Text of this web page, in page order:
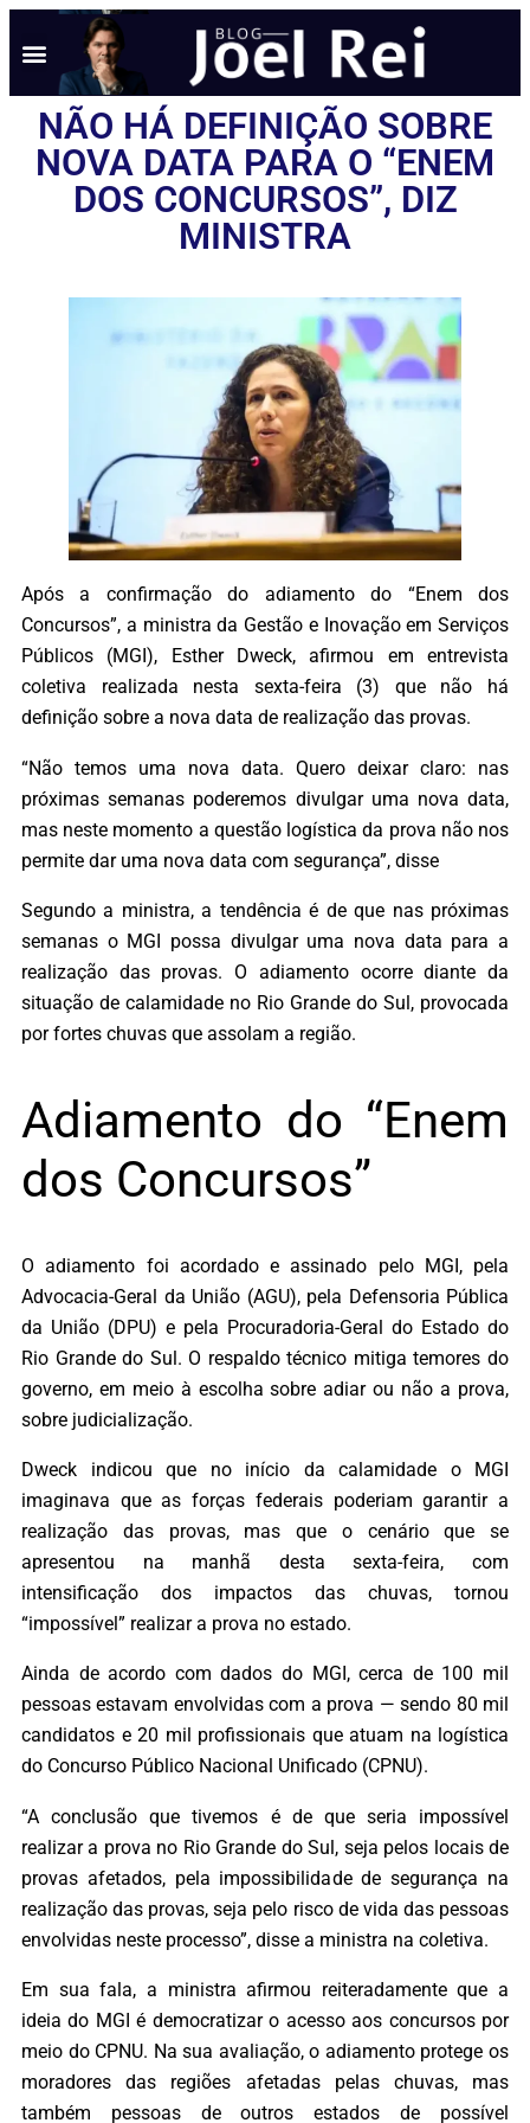
NÃO HÁ DEFINIÇÃO SOBRE
NOVA DATA PARA O “ENEM
DOS CONCURSOS”, DIZ
MINISTRA
Após a confirmação do adiamento do “Enem dos
Concursos”, a ministra da Gestão e Inovação em Serviços
Públicos (MGI), Esther Dweck, afirmou em entrevista
coletiva realizada nesta sexta-feira (3) que não há
definição sobre a nova data de realização das provas.
“Não temos uma nova data. Quero deixar claro: nas
próximas semanas poderemos divulgar uma nova data,
mas neste momento a questão logística da prova não nos
permite dar uma nova data com segurança”, disse
Segundo a ministra, a tendência é de que nas próximas
semanas o MGI possa divulgar uma nova data para a
realização das provas. O adiamento ocorre diante da
situação de calamidade no Rio Grande do Sul, provocada
por fortes chuvas que assolam a região.
Adiamento do “Enem
dos Concursos”
O adiamento foi acordado e assinado pelo MGI, pela
Advocacia-Geral da União (AGU), pela Defensoria Pública
da União (DPU) e pela Procuradoria-Geral do Estado do
Rio Grande do Sul. O respaldo técnico mitiga temores do
governo, em meio à escolha sobre adiar ou não a prova,
sobre judicialização.
Dweck indicou que no início da calamidade o MGI
imaginava que as forças federais poderiam garantir a
realização das provas, mas que o cenário que se
apresentou na manhã desta sexta-feira, com
intensificação dos impactos das chuvas, tornou
“impossível” realizar a prova no estado.
Ainda de acordo com dados do MGI, cerca de 100 mil
pessoas estavam envolvidas com a prova — sendo 80 mil
candidatos e 20 mil profissionais que atuam na logística
do Concurso Público Nacional Unificado (CPNU).
“A conclusão que tivemos é de que seria impossível
realizar a prova no Rio Grande do Sul, seja pelos locais de
provas afetados, pela impossibilidade de segurança na
realização das provas, seja pelo risco de vida das pessoas
envolvidas neste processo”, disse a ministra na coletiva.
Em sua fala, a ministra afirmou reiteradamente que a
ideia do MGI é democratizar o acesso aos concursos por
meio do CPNU. Na sua avaliação, o adiamento protege os
moradores das regiões afetadas pelas chuvas, mas
também pessoas de outros estados de possível